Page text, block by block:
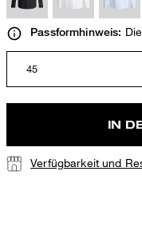
Passformhinweis:
45
IN
Verfügbarkeit und